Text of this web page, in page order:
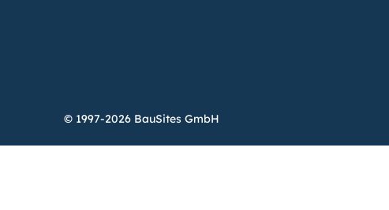
© 1997-2026 BauSites GmbH